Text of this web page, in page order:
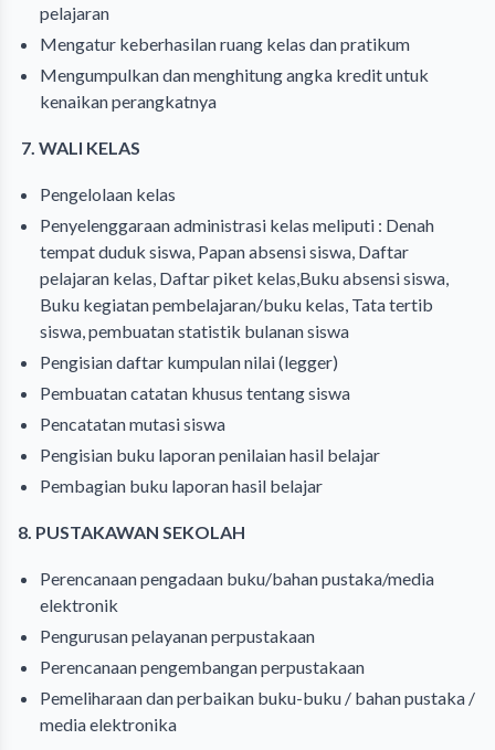
pelajaran
Mengatur keberhasilan ruang kelas dan pratikum
Mengumpulkan dan menghitung angka kredit untuk
kenaikan perangkatnya
7. WALI KELAS
Pengelolaan kelas
Penyelenggaraan administrasi kelas meliputi : Denah
tempat duduk siswa, Papan absensi siswa, Daftar
pelajaran kelas, Daftar piket kelas,Buku absensi siswa,
Buku kegiatan pembelajaran/buku kelas, Tata tertib
siswa, pembuatan statistik bulanan siswa
Pengisian daftar kumpulan nilai (legger)
Pembuatan catatan khusus tentang siswa
Pencatatan mutasi siswa
Pengisian buku laporan penilaian hasil belajar
Pembagian buku laporan hasil belajar
8. PUSTAKAWAN SEKOLAH
Perencanaan pengadaan buku/bahan pustaka/media
elektronik
Pengurusan pelayanan perpustakaan
Perencanaan pengembangan perpustakaan
Pemeliharaan dan perbaikan buku-buku / bahan pustaka /
media elektronika